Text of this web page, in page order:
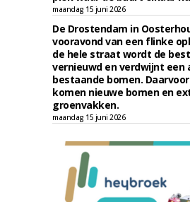
maandag 15 juni 2026
De Drostendam in
vooravond van een flinke
de hele straat wordt de
vernieuwd en verdwijnt een
bestaande bomen.
komen nieuwe bomen en
groenvakken.
maandag 15 juni 2026